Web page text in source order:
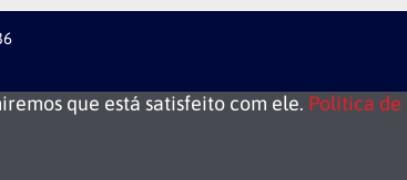
que está satisfeito com ele. Política de